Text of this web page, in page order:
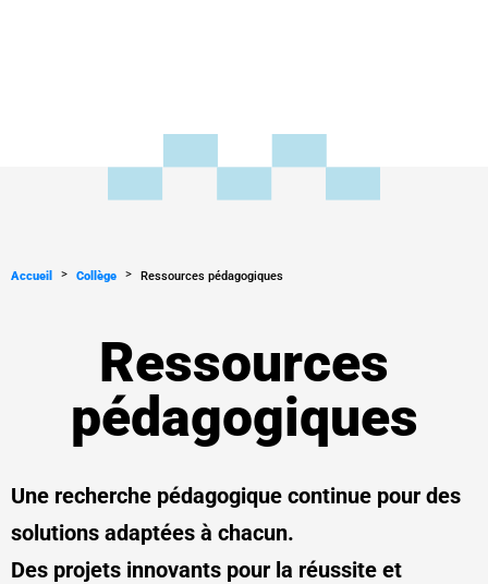
Accueil > Collège > Ressources pédagogiques
Ressources
pédagogiques
Une recherche pédagogique continue pour des
solutions adaptées à chacun.
Des projets innovants pour la réussite et